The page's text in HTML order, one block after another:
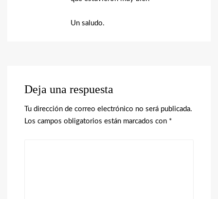
Un saludo.
Deja una respuesta
Tu dirección de correo electrónico no será publicada.
Los campos obligatorios están marcados con *